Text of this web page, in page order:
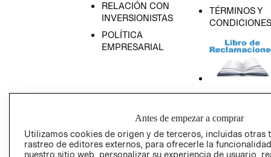
RELACIÓN CON
INVERSIONISTAS
POLÍTICA
EMPRESARIAL
TÉRMINOS Y
CONDICIONES
PRIVACIDAD
GIFT CARD
AVISO DE
Antes de empezar a comprar
Utilizamos cookies de origen y de terceros, incluidas otras
rastreo de editores externos, para ofrecerle la
nuestro sitio web, personalizar su experiencia de usuario,